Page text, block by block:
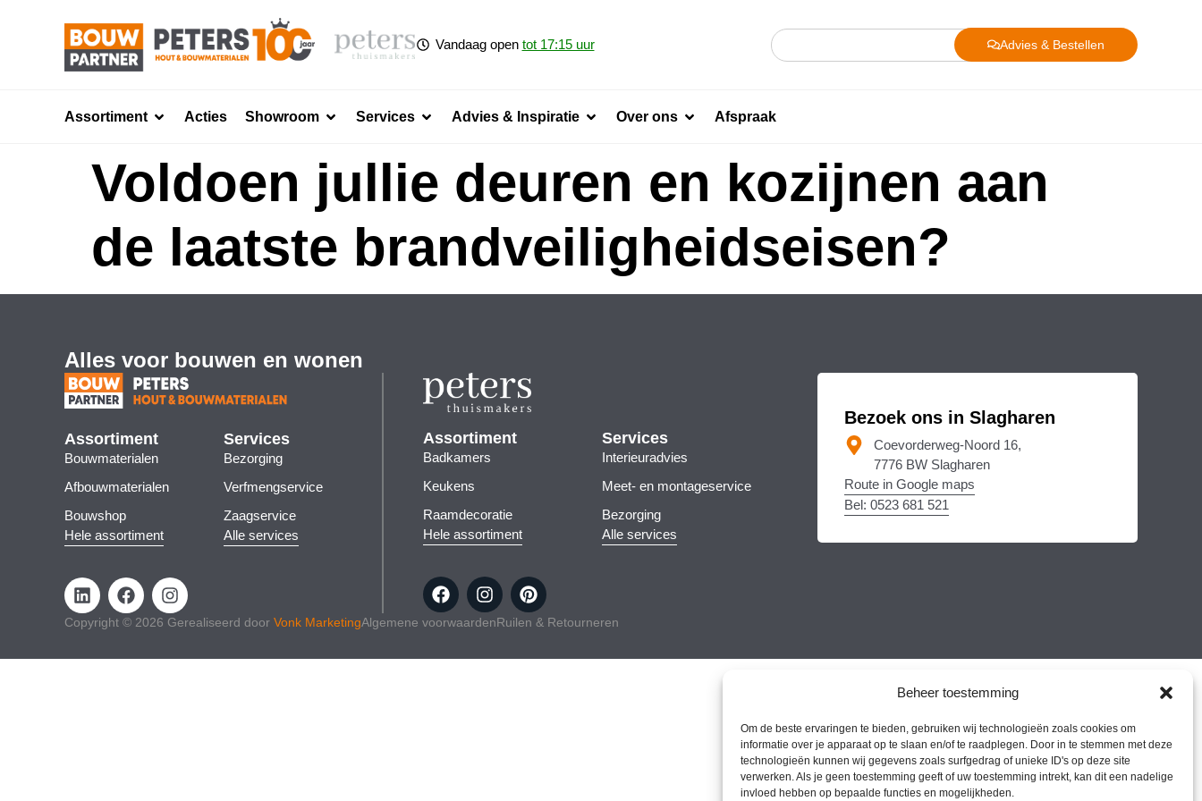
Beheer toestemming
Om de beste ervaringen te bieden, gebruiken wij technologieën zoals cookies om
informatie over je apparaat op te slaan en/of te raadplegen. Door in te stemmen met deze
technologieën kunnen wij gegevens zoals surfgedrag of unieke ID's op deze site
verwerken. Als je geen toestemming geeft of uw toestemming intrekt, kan dit een nadelige
invloed hebben op bepaalde functies en mogelijkheden.
Vandaag open tot 17:15 uur Advies & Bestellen
Assortiment Acties Showroom Services Advies & Inspiratie Over ons Afspraak
Voldoen jullie deuren en kozijnen aan
de laatste brandveiligheidseisen?
Alles voor bouwen en wonen
Assortiment
Bouwmaterialen
Afbouwmaterialen
Bouwshop
Hele assortiment
Services
Bezorging
Verfmengservice
Zaagservice
Alle services
Assortiment
Badkamers
Keukens
Raamdecoratie
Hele assortiment
Services
Interieuradvies
Meet- en montageservice
Bezorging
Alle services
Bezoek ons in Slagharen
Coevorderweg-Noord 16,
7776 BW Slagharen
Route in Google maps
Bel: 0523 681 521
Copyright © 2026 Gerealiseerd door Vonk MarketingAlgemene voorwaardenRuilen & Retourneren